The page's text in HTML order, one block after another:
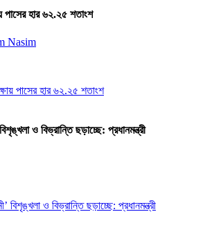
পাসের হার ৬২.২৫ শতাংশ
Nasim
ও বিভ্রান্তি ছড়াচ্ছে: প্রধানমন্ত্রী